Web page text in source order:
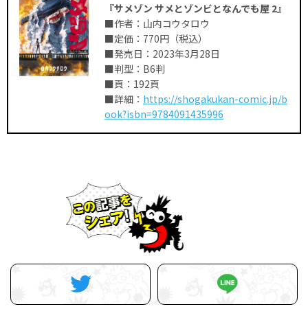
『サメゾン サメとゾンビとなんでも屋 2』
■作者：山内コウタロウ
■定価：770円（税込）
■発売日：2023年3月28日
■判型：B6判
■頁：192頁
■詳細： https://shogakukan-comic.jp/b
ook?isbn=9784091435996